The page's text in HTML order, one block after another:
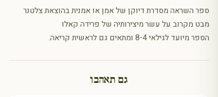
ספר השראה מסדרת דיוקן של אמן או אמנית בהוצאת צלטנר
מבט מקרוב על עשר מיצירותיה של פרידה קאלו
הספר מיועד לגילאי 8-4 ומתאים גם לראשית קריאה.
גם תאהבו